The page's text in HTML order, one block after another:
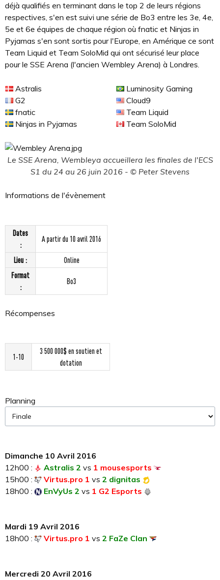
déjà qualifiés en terminant dans le top 2 de leurs régions
respectives, s'en est suivi une série de Bo3 entre les 3e, 4e,
5e et 6e équipes de chaque région où fnatic et Ninjas in
Pyjamas s'en sont sortis pour l'Europe, en Amérique ce sont
Team Liquid et Team SoloMid qui ont sécurisé leur place
pour le SSE Arena (l'ancien Wembley Arena) à Londres.
Astralis
G2
fnatic
Ninjas in Pyjamas
Luminosity Gaming
Cloud9
Team Liquid
Team SoloMid
Le SSE Arena, Wembleya accueillera les finales de l'ECS
S1 du 24 au 26 juin 2016 - © Peter Stevens
Informations de l'évènement
Dates
:
A partir du 10 avril 2016
Lieu :
Online
Format
:
Bo3
Récompenses
1-10
3 500 000$ en soutien et
dotation
Planning
Dimanche 10 Avril 2016
12h00 :
Astralis 2 vs 1 mousesports
15h00 :
Virtus.pro 1 vs 2 dignitas
18h00 :
EnVyUs 2 vs 1 G2 Esports
Mardi 19 Avril 2016
18h00 :
Virtus.pro 1 vs 2 FaZe Clan
Mercredi 20 Avril 2016